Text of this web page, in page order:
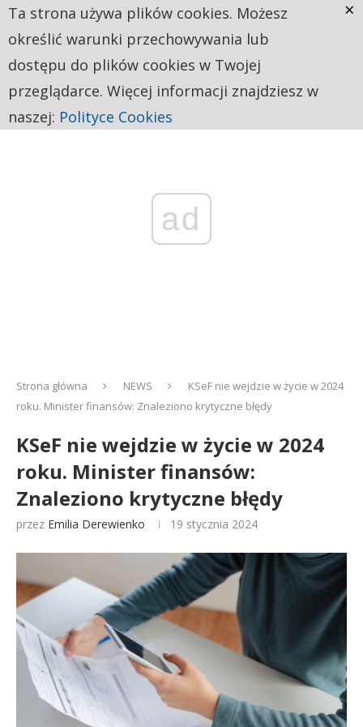
ad
Strona główna NEWS
KSeF nie wejdzie w życie w 2024
roku. Minister finansów: Znaleziono krytyczne błędy
KSeF nie wejdzie w życie w 2024
roku. Minister finansów:
Znaleziono krytyczne błędy
przez Emilia Derewienko 19 stycznia 2024
Ta strona używa plików cookies. Możesz
określić warunki przechowywania lub
dostępu do plików cookies w Twojej
przeglądarce. Więcej informacji znajdziesz w
naszej: Polityce Cookies
×